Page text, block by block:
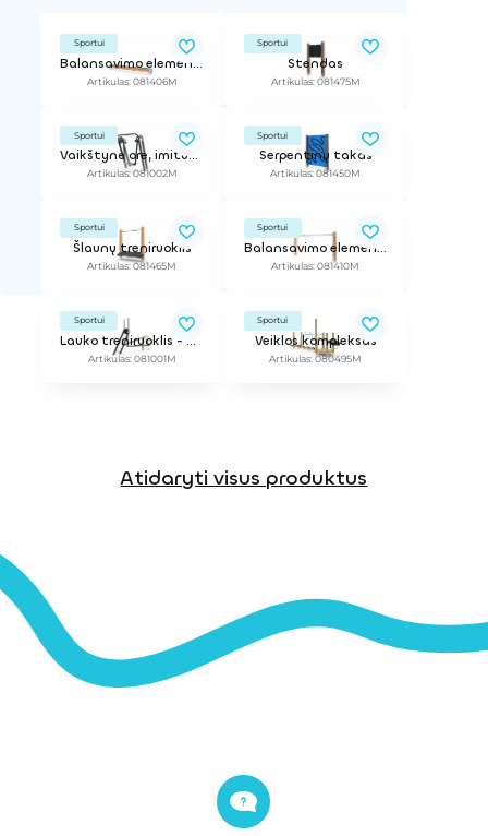
Sportui
Balansavimo elementas
Artikulas: 081406M
Sportui
Stendas
Artikulas: 081475M
Sportui
Vaikštynė ore, imituojanti šiaurietišką ėjimą
Artikulas: 081002M
Sportui
Serpentinų takas
Artikulas: 081450M
Sportui
Šlaunų treniruoklis
Artikulas: 081465M
Sportui
Balansavimo elementas
Artikulas: 081410M
Sportui
Lauko treniruoklis - dviratis
Artikulas: 081001M
Sportui
Veiklos kompleksas
Artikulas: 080495M
Atidaryti visus produktus